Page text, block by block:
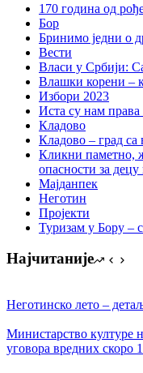
170 година од
Бор
Бринимо једни о
Вести
Власи у Србији:
Влашки корени –
Избори 2023
Иста су нам
Кладово
Кладово – град са
Кликни паметно,
опасности за
Мајданпек
Неготин
Пројекти
Туризам у Бору –
Најчитаније
Неготинско лето –
Министарство културе
уговора вредних скоро